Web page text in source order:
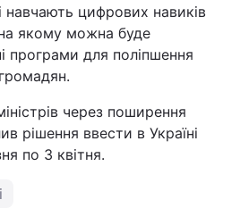
навчають цифрових навиків
якому можна буде
програми для поліпшення
через поширення
рішення ввести в Україні
по 3 квітня.